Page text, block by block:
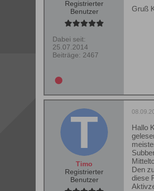
Registrierter
Benutzer
Dabei seit:
25.07.2014
Beiträge: 2467
Gruß
Timo
Registrierter
Benutzer
Hallo
Den
diese